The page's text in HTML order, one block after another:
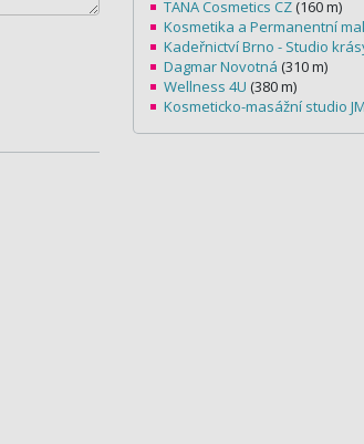
TANA Cosmetics CZ (160 m)
Kosmetika a Permanentní
Kadeřnictví Brno - Studio
Dagmar Novotná (310 m)
Wellness 4U (380 m)
Kosmeticko-masážní studio